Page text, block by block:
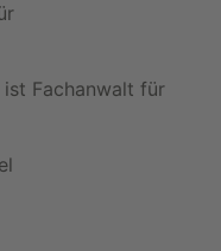
Fachanwalt für